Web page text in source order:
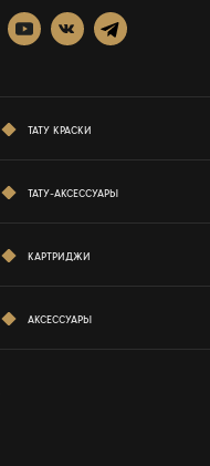
ТАТУ КРАСКИ
ТАТУ-АКСЕССУАРЫ
КАРТРИДЖИ
АКСЕССУАРЫ